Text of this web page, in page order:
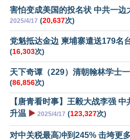
害怕变成美国的投名状 中共一边
2025/4/17 (20,637次)
党魁抵达金边 柬埔寨遣送179名
(16,303次)
天下奇谭（229）清朝翰林学士
(86,856次)
【唐青看时事】王毅大战李强 中
升温 ▶️ 2025/4/17 (123,327次)
对中关税最高冲到245% 击垮更